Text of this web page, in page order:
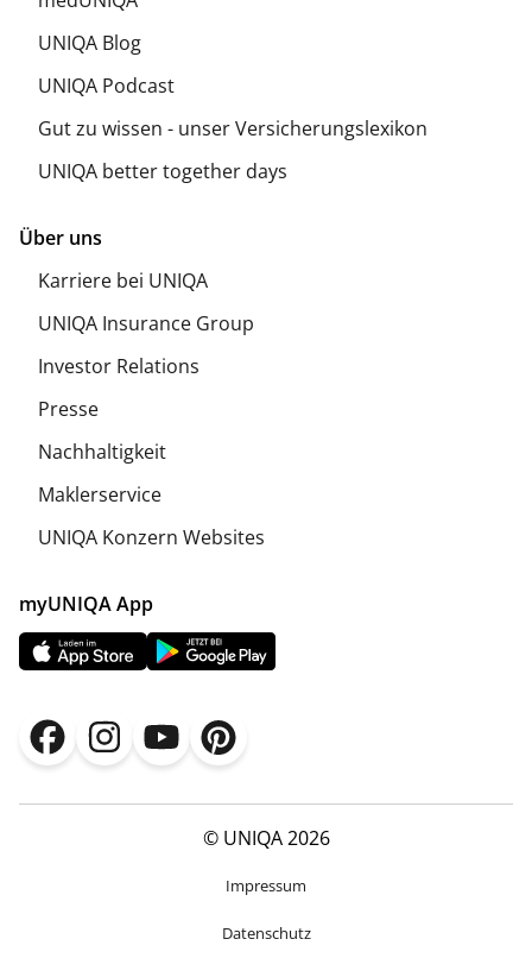
UNIQA Blog
UNIQA Podcast
Gut zu wissen - unser Versicherungslexikon
UNIQA better together days
Über uns
Karriere bei UNIQA
UNIQA Insurance Group
Investor Relations
Presse
Nachhaltigkeit
Maklerservice
UNIQA Konzern Websites
myUNIQA App
© UNIQA 2026
Impressum
Datenschutz